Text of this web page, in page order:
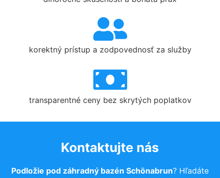
korektný prístup a zodpovednosť za služby
transparentné ceny bez skrytých poplatkov
Kontaktujte nás
Podložie pod záhradný bazén Schönabrun? Hľadáte